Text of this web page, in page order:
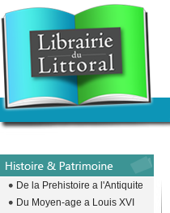
De la Prehistoire a l'Antiquite
Du Moyen-age a Louis XVI